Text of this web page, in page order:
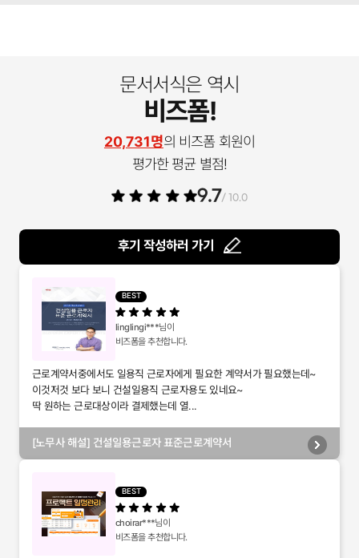
문서서식은 역시
비즈폼!
20,731명의 비즈폼 회원이
평가한 평균 별점!
9.7/ 10.0
후기 작성하러 가기
BEST
linglingi***님이
비즈폼을 추천합니다.
근로계약서중에서도 일용직 근로자에게 필요한 계약서가 필요했는데~
이것저것 보다 보니 건설일용직 근로자용도 있네요~
딱 원하는 근로대상이라 결제했는데 열...
[노무사 해설] 건설일용근로자 표준근로계약서
BEST
choirar***님이
비즈폼을 추천합니다.